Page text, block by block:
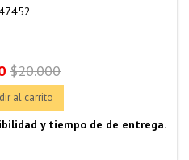
Precio
base
$20.000
al carrito
y tiempo de de entrega.